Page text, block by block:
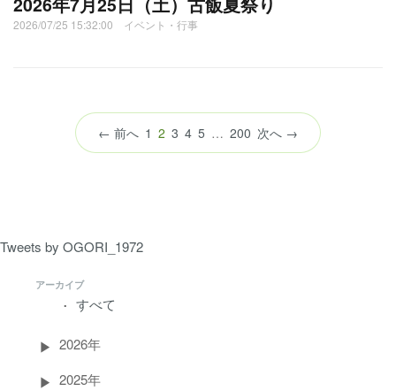
Tweets by OGORI_1972
アーカイブ
すべて
2026年
2025年
2026/07/25 15:32:00 イベント・行事
← 前へ 1 2 （こ
の
3 4 5 … 200 次へ →